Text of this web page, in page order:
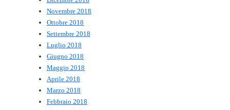
Novembre 2018
Ottobre 2018
Settembre 2018
Luglio 2018
Giugno 2018
Maggio 2018
Aprile 2018
Marzo 2018
Febbraio 2018